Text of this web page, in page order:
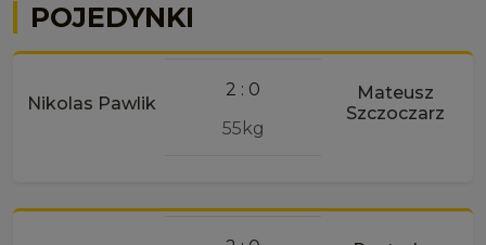
POJEDYNKI
Nikolas Pawlik
2 : 0
55kg
Mateusz
Szczoczarz